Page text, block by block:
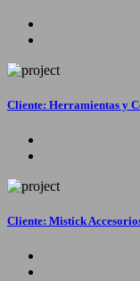
Cliente: Herramientas y
Cliente: Mistick